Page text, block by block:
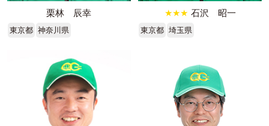
栗林 辰幸
東京都 神奈川県
★★★ 石沢 昭一
東京都 埼玉県